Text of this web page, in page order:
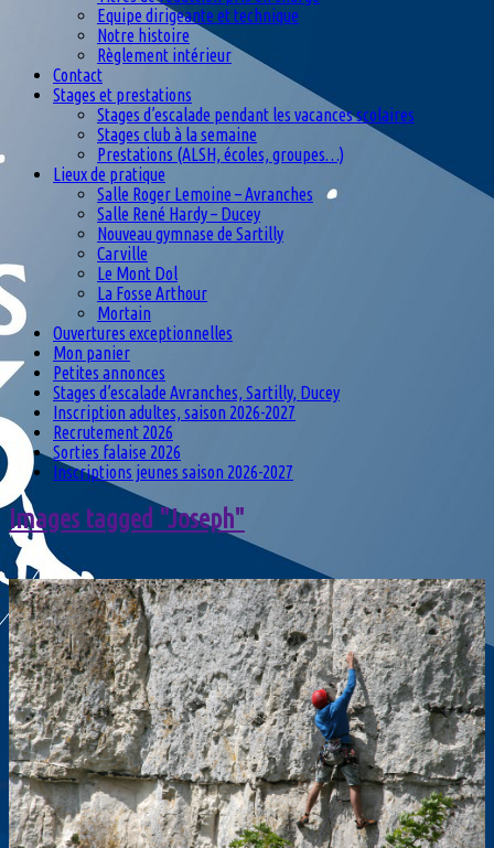
Equipe dirigeante et technique
Notre histoire
Règlement intérieur
Contact
Stages et prestations
Stages d’escalade pendant les vacances scolaires
Stages club à la semaine
Prestations (ALSH, écoles, groupes…)
Lieux de pratique
Salle Roger Lemoine – Avranches
Salle René Hardy – Ducey
Nouveau gymnase de Sartilly
Carville
Le Mont Dol
La Fosse Arthour
Mortain
Ouvertures exceptionnelles
Mon panier
Petites annonces
Stages d’escalade Avranches, Sartilly, Ducey
Inscription adultes, saison 2026-2027
Recrutement 2026
Sorties falaise 2026
Inscriptions jeunes saison 2026-2027
Images tagged "Joseph"